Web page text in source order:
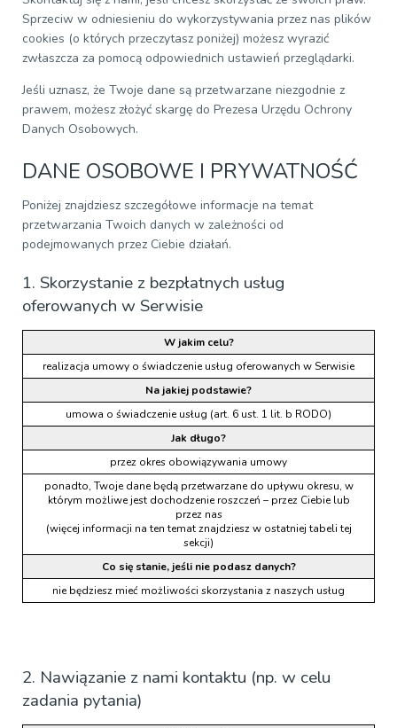
Sprzeciw w odniesieniu do wykorzystywania przez nas plików
cookies (o których przeczytasz poniżej) możesz wyrazić
zwłaszcza za pomocą odpowiednich ustawień przeglądarki.
Jeśli uznasz, że Twoje dane są przetwarzane niezgodnie z
prawem, możesz złożyć skargę do Prezesa Urzędu Ochrony
Danych Osobowych.
DANE OSOBOWE I PRYWATNOŚĆ
Poniżej znajdziesz szczegółowe informacje na temat
przetwarzania Twoich danych w zależności od
podejmowanych przez Ciebie działań.
1. Skorzystanie z bezpłatnych usług
oferowanych w Serwisie
W jakim celu?
realizacja umowy o świadczenie usług oferowanych w Serwisie
Na jakiej podstawie?
umowa o świadczenie usług (art. 6 ust. 1 lit. b RODO)
Jak długo?
przez okres obowiązywania umowy
ponadto, Twoje dane będą przetwarzane do upływu okresu, w
którym możliwe jest dochodzenie roszczeń – przez Ciebie lub
przez nas
(więcej informacji na ten temat znajdziesz w ostatniej tabeli tej
sekcji)
Co się stanie, jeśli nie podasz danych?
nie będziesz mieć możliwości skorzystania z naszych usług
2. Nawiązanie z nami kontaktu (np. w celu
zadania pytania)